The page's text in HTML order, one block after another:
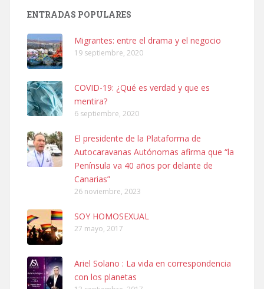
Leales.org » Gran Canaria
Ninfa perdida
El día 5 se los perdió una ninfa papillera, asustada tiene miedo a la
calle, se perdió por la zon...
Leales.org » Gran Canaria
6.7.2025
Adopcion
Busco casa de acogida para mi perrita ya que por temas de trabajo
ENTRADAS POPULARES
Migrantes: entre el drama y el negocio
19 septiembre, 2020
COVID-19: ¿Qué es verdad y que es
mentira?
6 septiembre, 2020
El presidente de la Plataforma de
Autocaravanas Autónomas afirma que “la
Península va 40 años por delante de
Canarias”
26 noviembre, 2023
SOY HOMOSEXUAL
27 mayo, 2017
Ariel Solano : La vida en correspondencia
con los planetas